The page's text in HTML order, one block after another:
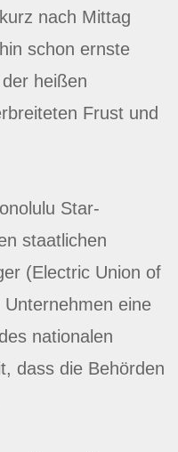
nach Mittag
schon ernste
heißen
Frust und
Star-
staatlichen
(Electric Union of
eine
nationalen
dass die Behörden